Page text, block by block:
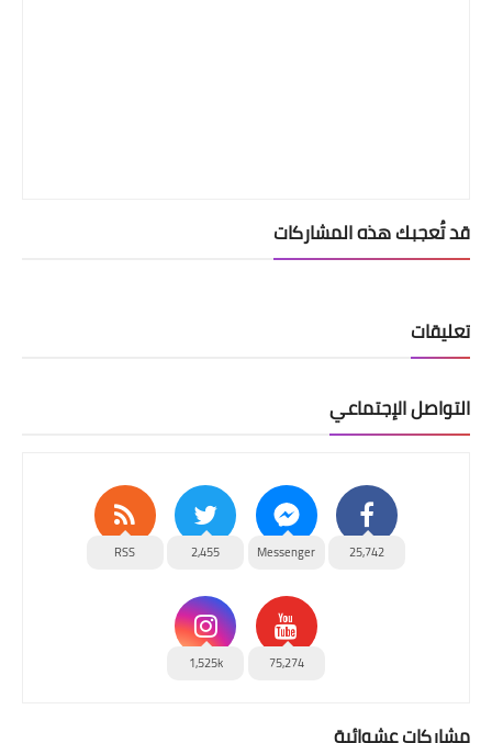
قد تُعجبك هذه المشاركات
تعليقات
التواصل الإجتماعي
25,742
Messenger
2,455
RSS
75,274
1,525k